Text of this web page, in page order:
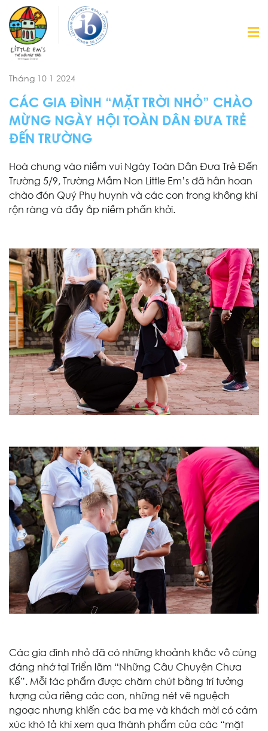
Tháng 10 1 2024
CÁC GIA ĐÌNH “MẶT TRỜI NHỎ” CHÀO
MỪNG NGÀY HỘI TOÀN DÂN ĐƯA TRẺ
ĐẾN TRƯỜNG
Hoà chung vào niềm vui Ngày Toàn Dân Đưa Trẻ Đến
Trường 5/9, Trường Mầm Non Little Em’s đã hân hoan
chào đón Quý Phụ huynh và các con trong không khí
rộn ràng và đầy ắp niềm phấn khởi.
Các gia đình nhỏ đã có những khoảnh khắc vô cùng
đáng nhớ tại Triển lãm “Những Câu Chuyện Chưa
Kể”. Mỗi tác phẩm được chăm chút bằng trí tưởng
tượng của riêng các con, những nét vẽ nguệch
ngoạc nhưng khiến các ba mẹ và khách mời có cảm
xúc khó tả khi xem qua thành phẩm của các “mặt